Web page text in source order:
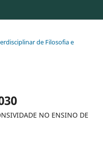
de Filosofia e
NO ENSINO DE